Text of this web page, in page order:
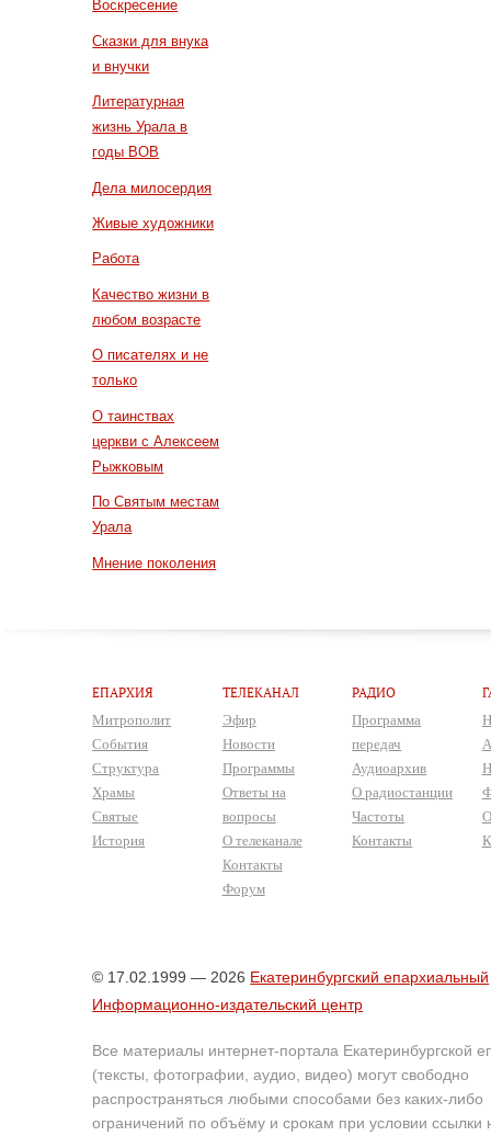
Воскресение
Сказки для внука
и внучки
Литературная
жизнь Урала в
годы ВОВ
Дела милосердия
Живые художники
Работа
Качество жизни в
любом возрасте
О писателях и не
только
О таинствах
церкви с Алексеем
Рыжковым
По Святым местам
Урала
Мнение поколения
ЕПАРХИЯ
Митрополит
События
Структура
Храмы
Святые
История
ТЕЛЕКАНАЛ
Эфир
Новости
Программы
Ответы на
вопросы
О телеканале
Контакты
Форум
РАДИО
Программа
передач
Аудиоархив
О радиостанции
Частоты
Контакты
© 17.02.1999 — 2026 Екатеринбургский епархиальный
Информационно-издательский центр
Все материалы интернет-портала Екатеринбургской
(тексты, фотографии, аудио, видео) могут свободно
распространяться любыми способами без каких-либо
ограничений по объёму и срокам при условии ссылки